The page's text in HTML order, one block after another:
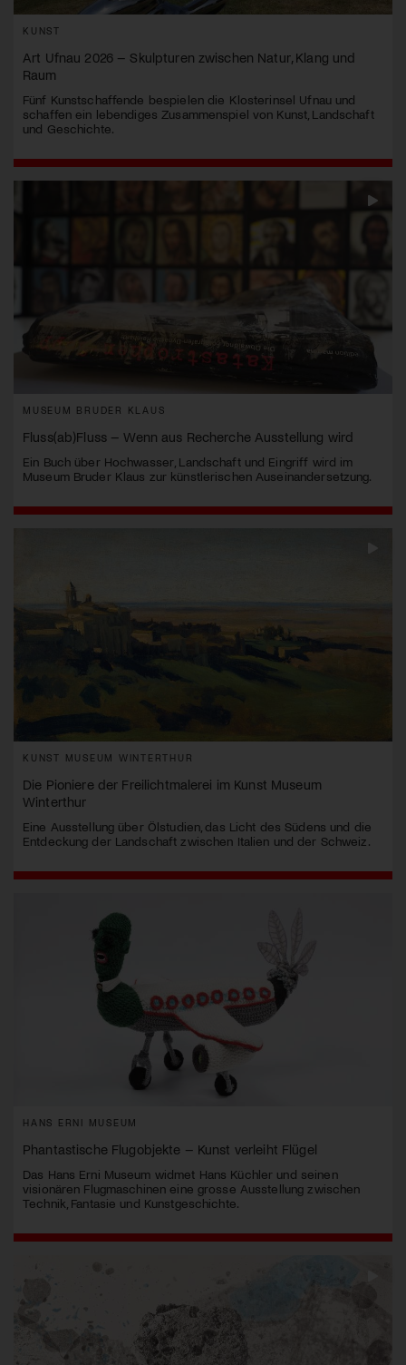
KUNST
Art Ufnau 2026 – Skulpturen zwischen Natur, Klang und
Raum
Fünf Kunstschaffende bespielen die Klosterinsel Ufnau und
schaffen ein lebendiges Zusammenspiel von Kunst, Landschaft
und Geschichte.
MUSEUM BRUDER KLAUS
Fluss(ab)Fluss – Wenn aus Recherche Ausstellung wird
Ein Buch über Hochwasser, Landschaft und Eingriff wird im
Museum Bruder Klaus zur künstlerischen Auseinandersetzung.
KUNST MUSEUM WINTERTHUR
Die Pioniere der Freilichtmalerei im Kunst Museum
Winterthur
Eine Ausstellung über Ölstudien, das Licht des Südens und die
Entdeckung der Landschaft zwischen Italien und der Schweiz.
HANS ERNI MUSEUM
Phantastische Flugobjekte – Kunst verleiht Flügel
Das Hans Erni Museum widmet Hans Küchler und seinen
visionären Flugmaschinen eine grosse Ausstellung zwischen
Technik, Fantasie und Kunstgeschichte.